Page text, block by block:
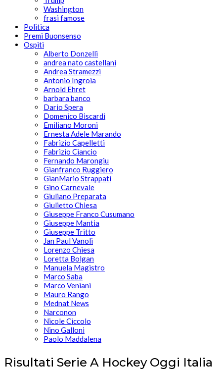
Washington
frasi famose
Politica
Premi Buonsenso
Ospiti
Alberto Donzelli
andrea nato castellani
Andrea Stramezzi
Antonio Ingroia
Arnold Ehret
barbara banco
Dario Spera
Domenico Biscardi
Emiliano Moroni
Ernesta Adele Marando
Fabrizio Capelletti
Fabrizio Ciancio
Fernando Marongiu
Gianfranco Ruggiero
GianMario Strappati
Gino Carnevale
Giuliano Preparata
Giulietto Chiesa
Giuseppe Franco Cusumano
Giuseppe Mantia
Giuseppe Tritto
Jan Paul Vanoli
Lorenzo Chiesa
Loretta Bolgan
Manuela Magistro
Marco Saba
Marco Veniani
Mauro Rango
Mednat News
Narconon
Nicole Ciccolo
Nino Galloni
Paolo Maddalena
Risultati Serie A Hockey Oggi Italia